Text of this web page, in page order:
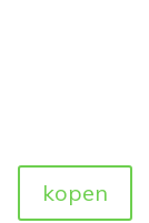
kopen